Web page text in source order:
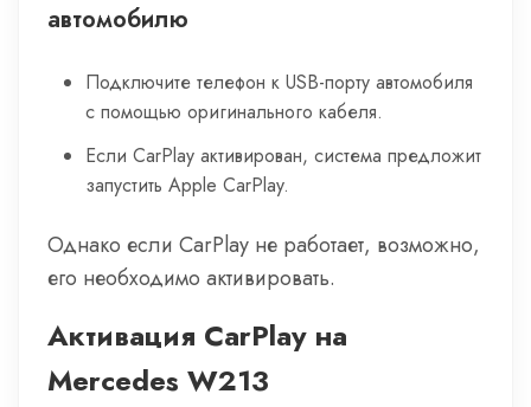
автомобилю
Подключите телефон к USB-порту автомобиля
с помощью оригинального кабеля.
Если CarPlay активирован, система предложит
запустить Apple CarPlay.
Однако если CarPlay не работает, возможно,
его необходимо активировать.
Активация CarPlay на
Mercedes W213